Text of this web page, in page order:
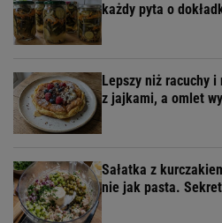
każdy pyta o
Lepszy niż racuchy
z jajkami, a omlet
Sałatka z
nie jak pasta.